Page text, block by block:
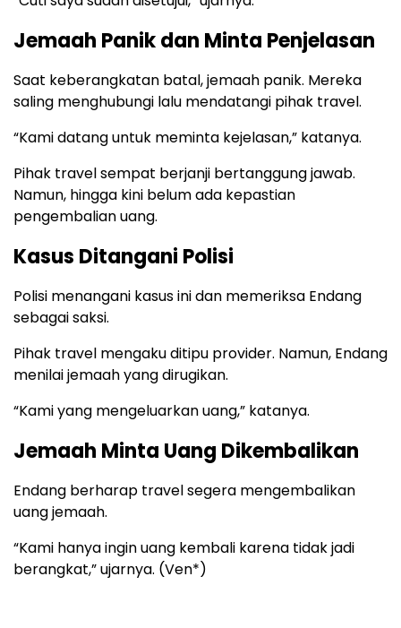
Jemaah Panik dan Minta Penjelasan
Saat keberangkatan batal, jemaah panik. Mereka
saling menghubungi lalu mendatangi pihak travel.
“Kami datang untuk meminta kejelasan,” katanya.
Pihak travel sempat berjanji bertanggung jawab.
Namun, hingga kini belum ada kepastian
pengembalian uang.
Kasus Ditangani Polisi
Polisi menangani kasus ini dan memeriksa Endang
sebagai saksi.
Pihak travel mengaku ditipu provider. Namun, Endang
menilai jemaah yang dirugikan.
“Kami yang mengeluarkan uang,” katanya.
Jemaah Minta Uang Dikembalikan
Endang berharap travel segera mengembalikan
uang jemaah.
“Kami hanya ingin uang kembali karena tidak jadi
berangkat,” ujarnya. (Ven*)